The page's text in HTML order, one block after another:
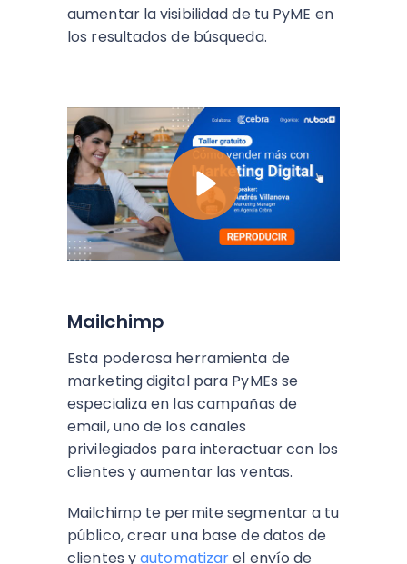
aumentar la visibilidad de tu PyME en
los resultados de búsqueda.
Mailchimp
Esta poderosa herramienta de
marketing digital para PyMEs se
especializa en las campañas de
email, uno de los canales
privilegiados para interactuar con los
clientes y aumentar las ventas.
Mailchimp te permite segmentar a tu
público, crear una base de datos de
clientes yautomatizarel envío de